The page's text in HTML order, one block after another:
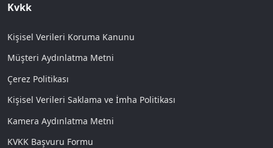
Kvkk
Kişisel Verileri Koruma Kanunu
Müşteri Aydınlatma Metni
Çerez Politikası
Kişisel Verileri Saklama ve İmha Politikası
Kamera Aydınlatma Metni
KVKK Başvuru Formu